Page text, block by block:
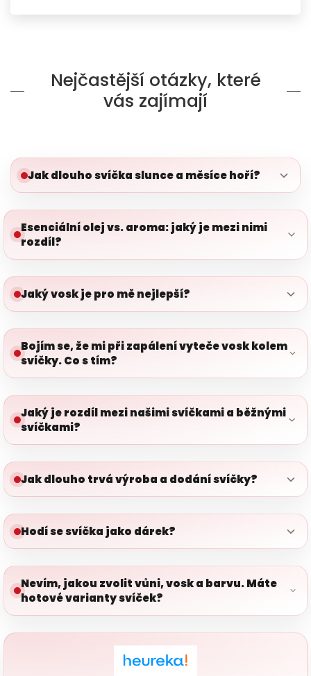
Nejčastější otázky, které
vás zajímají
Jak dlouho svíčka slunce a měsíce hoří?
Esenciální olej vs. aroma: jaký je mezi nimi
rozdíl?
Jaký vosk je pro mě nejlepší?
Bojím se, že mi při zapálení vyteče vosk kolem
svíčky. Co s tím?
Jaký je rozdíl mezi našimi svíčkami a běžnými
svíčkami?
Jak dlouho trvá výroba a dodání svíčky?
Hodí se svíčka jako dárek?
Nevím, jakou zvolit vůni, vosk a barvu. Máte
hotové varianty svíček?